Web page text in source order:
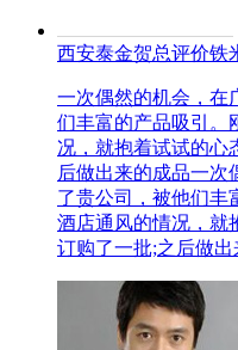
西安泰金贺总评价铁
一次偶然的机会，在
们丰富的产品吸引。
况，就抱着试试的心
后做出来的成品一次
了贵公司，被他们丰
酒店通风的情况，就
订购了一批;之后做出